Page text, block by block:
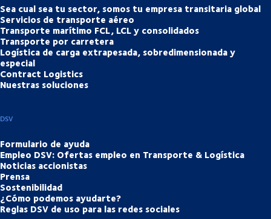
Sea cual sea tu sector, somos tu empresa transitaria global
Servicios de transporte aéreo
Transporte marítimo FCL, LCL y consolidados
Transporte por carretera
Logística de carga extrapesada, sobredimensionada y
especial
Contract Logistics
Nuestras soluciones
DSV
Formulario de ayuda
Empleo DSV: Ofertas empleo en Transporte & Logística
Noticias accionistas
Prensa
Sostenibilidad
¿Cómo podemos ayudarte?
Reglas DSV de uso para las redes sociales